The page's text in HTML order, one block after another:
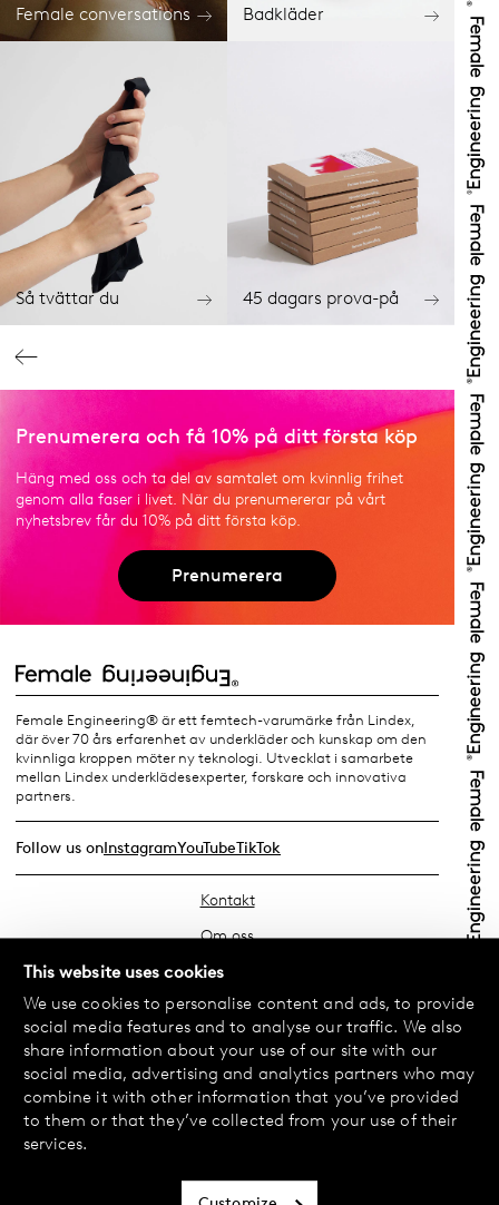
This website uses cookies
We use cookies to personalise content and ads, to provide
social media features and to analyse our traffic. We also
share information about your use of our site with our
social media, advertising and analytics partners who may
combine it with other information that you’ve provided
to them or that they’ve collected from your use of their
services.
Female conversations Badkläder
Så tvättar du 45 dagars prova-på
Prenumerera och få 10% på ditt första köp
Häng med oss och ta del av samtalet om kvinnlig frihet
genom alla faser i livet. När du prenumererar på vårt
nyhetsbrev får du 10% på ditt första köp.
Prenumerera
Female Engineering® är ett femtech-varumärke från Lindex,
där över 70 års erfarenhet av underkläder och kunskap om den
kvinnliga kroppen möter ny teknologi. Utvecklat i samarbete
mellan Lindex underklädesexperter, forskare och innovativa
partners.
Follow us onInstagramYouTubeTikTok
Kontakt
Om oss
Hitta din butik
FAQ
Köpvillkor
Integritetspolicy
Byte & Retur
Cookiepolicy